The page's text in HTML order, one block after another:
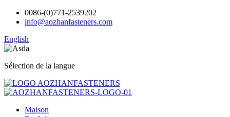
0086-(0)771-2539202
info@aozhanfasteners.com
English
Sélection de la langue
Maison